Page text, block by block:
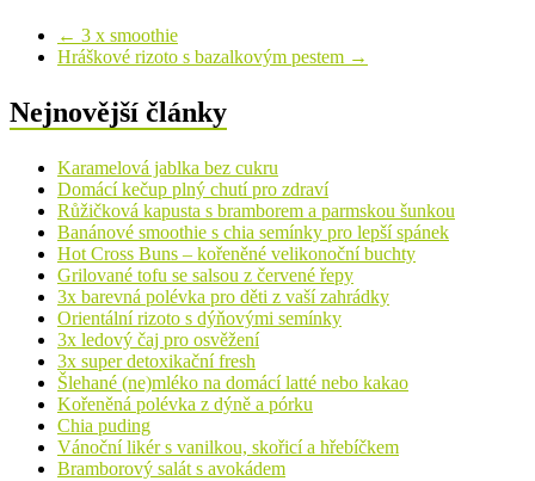
← 3 x smoothie
Hráškové rizoto s bazalkovým pestem →
Nejnovější články
Karamelová jablka bez cukru
Domácí kečup plný chutí pro zdraví
Růžičková kapusta s bramborem a parmskou šunkou
Banánové smoothie s chia semínky pro lepší spánek
Hot Cross Buns – kořeněné velikonoční buchty
Grilované tofu se salsou z červené řepy
3x barevná polévka pro děti z vaší zahrádky
Orientální rizoto s dýňovými semínky
3x ledový čaj pro osvěžení
3x super detoxikační fresh
Šlehané (ne)mléko na domácí latté nebo kakao
Kořeněná polévka z dýně a pórku
Chia puding
Vánoční likér s vanilkou, skořicí a hřebíčkem
Bramborový salát s avokádem